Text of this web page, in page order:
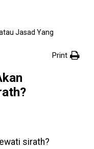
Jasad Yang
Print
sirath?